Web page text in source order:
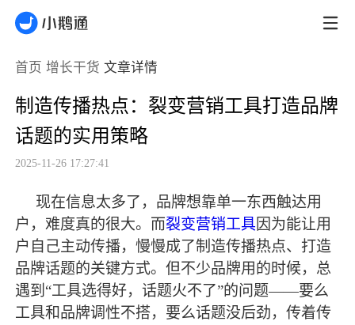
首页 增长干货 文章详情
制造传播热点：裂变营销工具打造品牌
话题的实用策略
2025-11-26 17:27:41
现在信息太多了，品牌想靠单一东西触达用
户，难度真的很大。而裂变营销工具因为能让用
户自己主动传播，慢慢成了制造传播热点、打造
品牌话题的关键方式。但不少品牌用的时候，总
遇到 “工具选得好，话题火不了”的问题——要么
工具和品牌调性不搭，要么话题没后劲，传着传